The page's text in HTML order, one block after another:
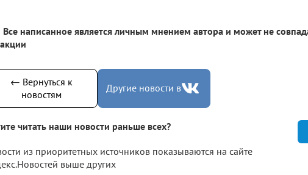
Все написанное является личным мнением автора и может не
← Вернуться к
новостям
Другие новости в
читать наши новости раньше всех?
из приоритетных источников показываются на сайте
выше других